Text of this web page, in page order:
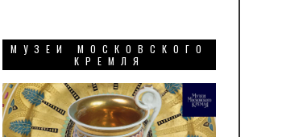
МУЗЕИ МОСКОВСКОГО
КРЕМЛЯ